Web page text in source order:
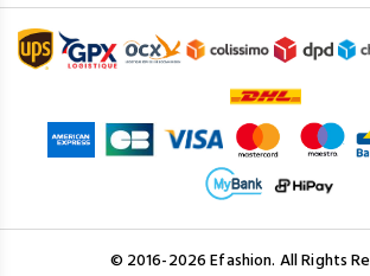
© 2016-2026 Efashion. All Rights